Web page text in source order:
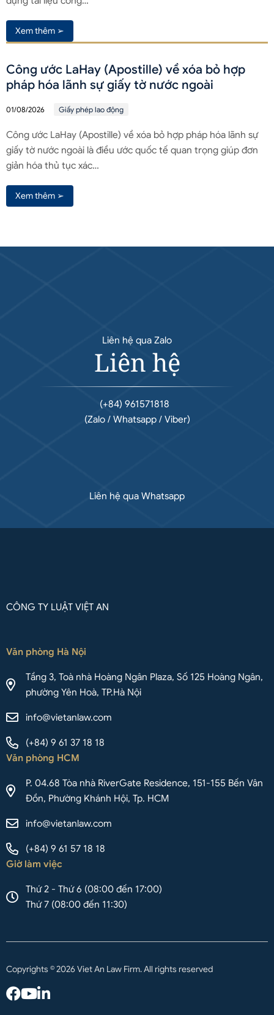
Xem thêm ➢
Công ước LaHay (Apostille) về xóa bỏ hợp
pháp hóa lãnh sự giấy tờ nước ngoài
01/08/2026 Giấy phép lao động
Công ước LaHay (Apostille) về xóa bỏ hợp pháp hóa lãnh sự
giấy tờ nước ngoài là điều ước quốc tế quan trọng giúp đơn
giản hóa thủ tục xác…
Xem thêm ➢
Liên hệ qua Zalo
Liên hệ
(+84) 961571818
(Zalo / Whatsapp / Viber)
Liên hệ qua Whatsapp
CÔNG TY LUẬT VIỆT AN
Văn phòng Hà Nội
Tầng 3, Toà nhà Hoàng Ngân Plaza, Số 125 Hoàng Ngân,
phường Yên Hoà, TP.Hà Nội
info@vietanlaw.com
(+84) 9 61 37 18 18
Văn phòng HCM
P. 04.68 Tòa nhà RiverGate Residence, 151-155 Bến Vân
Đồn, Phường Khánh Hội, Tp. HCM
info@vietanlaw.com
(+84) 9 61 57 18 18
Giờ làm việc
Thứ 2 - Thứ 6 (08:00 đến 17:00)
Thứ 7 (08:00 đến 11:30)
Copyrights © 2026 Viet An Law Firm. All rights reserved